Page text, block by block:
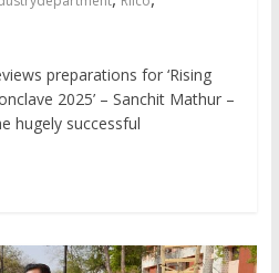
preparations for ‘Rising
2025’ – Sanchit Mathur –
hugely successful